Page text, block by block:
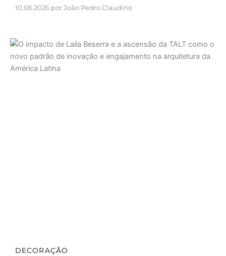
10.06.2026 por João Pedro Claudino
DECORAÇÃO